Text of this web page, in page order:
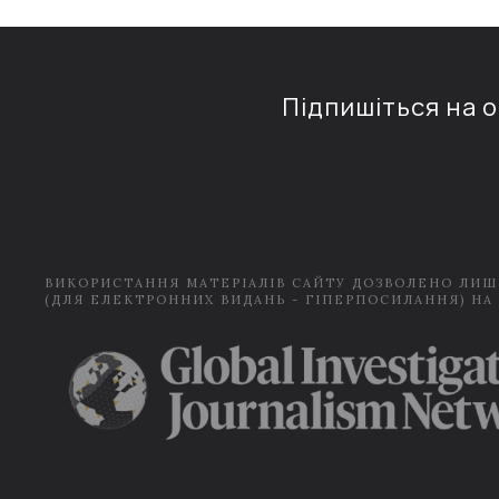
Підпишіться на
ВИКОРИСТАННЯ МАТЕРІАЛІВ САЙТУ ДОЗВОЛЕНО
(ДЛЯ ЕЛЕКТРОННИХ ВИДАНЬ - ГІПЕРПОСИЛАННЯ) НА